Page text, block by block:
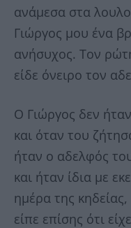
ανάμεσα στα
Γιώργος μου ένα
ανήσυχος. Τον
είδε όνειρο τον
Ο Γιώργος δεν
και όταν του
ήταν ο αδελφός
και ήταν ίδια με
ημέρα της
είπε επίσης ότι